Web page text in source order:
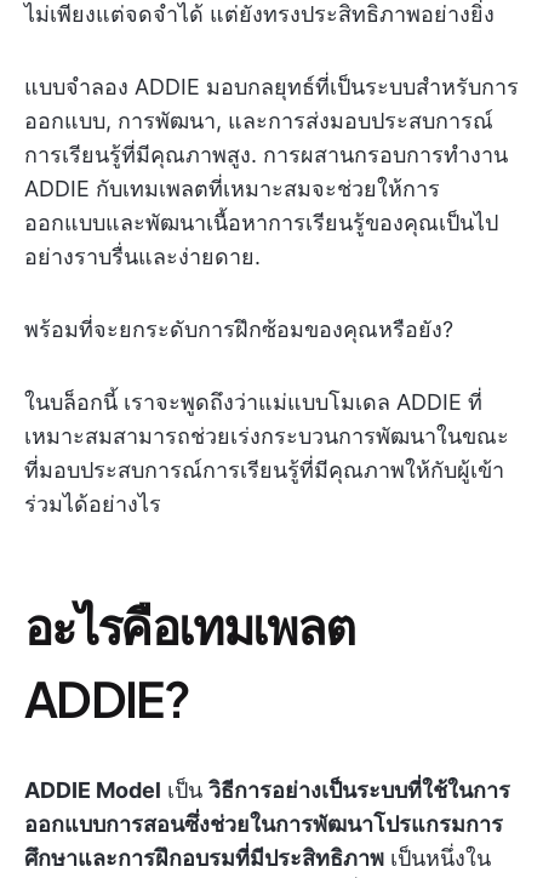
ไม่เพียงแต่จดจำได้ แต่ยังทรงประสิทธิภาพอย่างยิ่ง
แบบจำลอง ADDIE มอบกลยุทธ์ที่เป็นระบบสำหรับการ
ออกแบบ, การพัฒนา, และการส่งมอบประสบการณ์
การเรียนรู้ที่มีคุณภาพสูง. การผสานกรอบการทำงาน
ADDIE กับเทมเพลตที่เหมาะสมจะช่วยให้การ
ออกแบบและพัฒนาเนื้อหาการเรียนรู้ของคุณเป็นไป
อย่างราบรื่นและง่ายดาย.
พร้อมที่จะยกระดับการฝึกซ้อมของคุณหรือยัง?
ในบล็อกนี้ เราจะพูดถึงว่าแม่แบบโมเดล ADDIE ที่
เหมาะสมสามารถช่วยเร่งกระบวนการพัฒนาในขณะ
ที่มอบประสบการณ์การเรียนรู้ที่มีคุณภาพให้กับผู้เข้า
ร่วมได้อย่างไร
อะไรคือเทมเพลต
ADDIE?
ADDIE Model เป็น วิธีการอย่างเป็นระบบที่ใช้ในการ
ออกแบบการสอนซึ่งช่วยในการพัฒนาโปรแกรมการ
ศึกษาและการฝึกอบรมที่มีประสิทธิภาพ เป็นหนึ่งใน